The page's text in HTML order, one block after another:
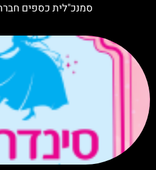
סמנכ"לית כספים